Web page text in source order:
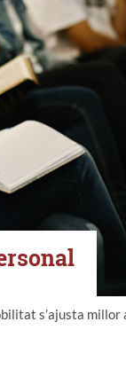
s’ajusta millor